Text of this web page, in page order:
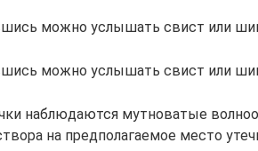
можно услышать свист или
можно услышать свист или
наблюдаются мутноватые
на предполагаемое место